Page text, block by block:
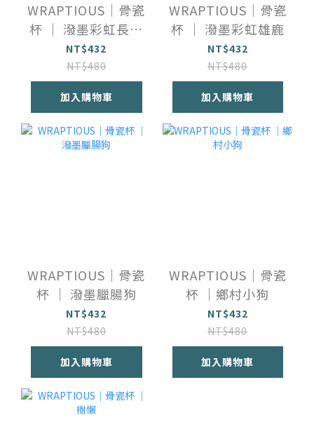
WRAPTIOUS｜骨瓷
杯 ｜ 潑墨彩虹長頸
鹿
NT$432
NT$480
加入購物車
WRAPTIOUS｜骨瓷
杯 ｜ 潑墨彩虹雄鹿
NT$432
NT$480
加入購物車
WRAPTIOUS｜骨瓷
杯 ｜ 潑墨臘腸狗
NT$432
NT$480
加入購物車
WRAPTIOUS｜骨瓷
杯 ｜鄉村小狗
NT$432
NT$480
加入購物車